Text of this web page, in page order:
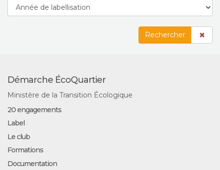
Rechercher
Démarche ÉcoQuartier
Ministère de la Transition Écologique
20 engagements
Label
Le club
Formations
Documentation